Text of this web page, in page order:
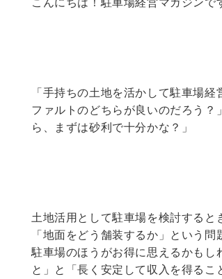
こんにちは！駐車場経営マガジンで
「手持ちの土地を活かして駐車場
ファルトのどちらが良いのだろう
ら、まずは砂利で十分かな？」
土地活用として駐車場を検討する
「地面をどう舗装するか」という
駐車場のほうがお得に思えるかもし
と」と「長く安定して収入を得るこ